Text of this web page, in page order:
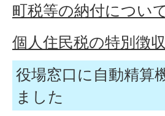
町税等の納付につい
個人住民税の特別徴
役場窓口に自動精算
ました